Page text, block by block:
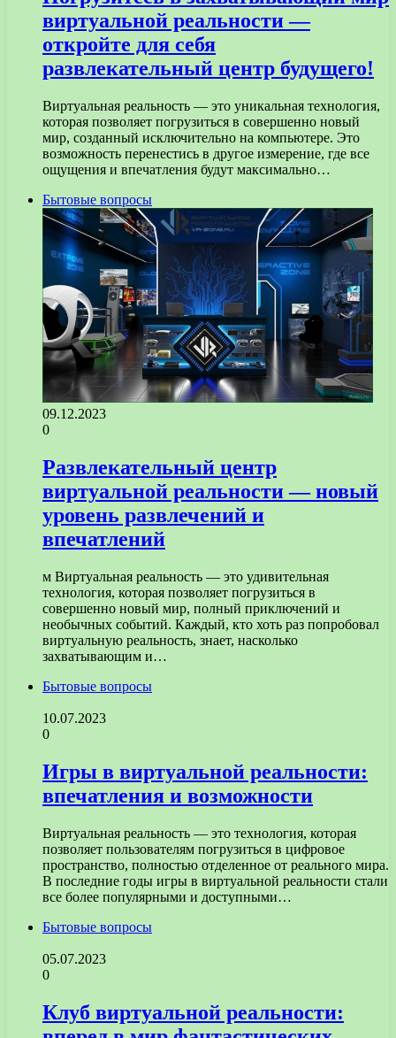
виртуальной реальности —
откройте для себя
развлекательный центр будущего!
Виртуальная реальность — это уникальная технология,
которая позволяет погрузиться в совершенно новый
мир, созданный исключительно на компьютере. Это
возможность перенестись в другое измерение, где все
ощущения и впечатления будут максимально…
Бытовые вопросы
09.12.2023
0
Развлекательный центр
виртуальной реальности — новый
уровень развлечений и
впечатлений
м Виртуальная реальность — это удивительная
технология, которая позволяет погрузиться в
совершенно новый мир, полный приключений и
необычных событий. Каждый, кто хоть раз попробовал
виртуальную реальность, знает, насколько
захватывающим и…
Бытовые вопросы
10.07.2023
0
Игры в виртуальной реальности:
впечатления и возможности
Виртуальная реальность — это технология, которая
позволяет пользователям погрузиться в цифровое
пространство, полностью отделенное от реального мира.
В последние годы игры в виртуальной реальности стали
все более популярными и доступными…
Бытовые вопросы
05.07.2023
0
Клуб виртуальной реальности: